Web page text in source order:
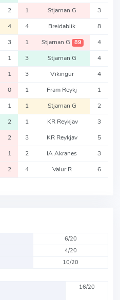
2 1 Stjarnan G 3
4 4 Breidablik 8
3 1 Stjarnan G 89 4
1 3 Stjarnan G 4
1 3 Vikingur 4
0 1 Fram Reykj 1
1 1 Stjarnan G 2
2 1 KR Reykjav 3
2 3 KR Reykjav 5
1 2 IA Akranes 3
2 4 Valur R 6
6/20
4/20
10/20
16/20